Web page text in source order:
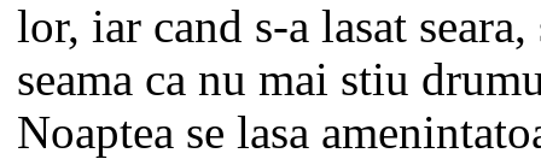
lor, iar cand s-a lasat
seama ca nu mai stiu
Noaptea se lasa